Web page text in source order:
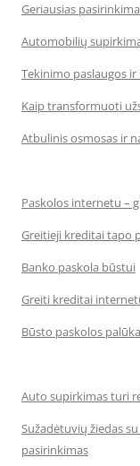
Geriausias
Automobilių
Tekinimo paslaugos
Kaip transformuoti
Atbulinis osmosas ir
Paskolos internetu –
Greitieji kreditai tapo
Banko paskola būstui
Greiti kreditai
Būsto paskolos
Auto supirkimas turi
Sužadėtuvių žiedas
pasirinkimas